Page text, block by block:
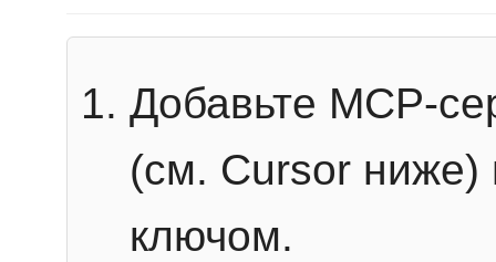
Добавьте MCP-
(см. Cursor ниже)
ключом.